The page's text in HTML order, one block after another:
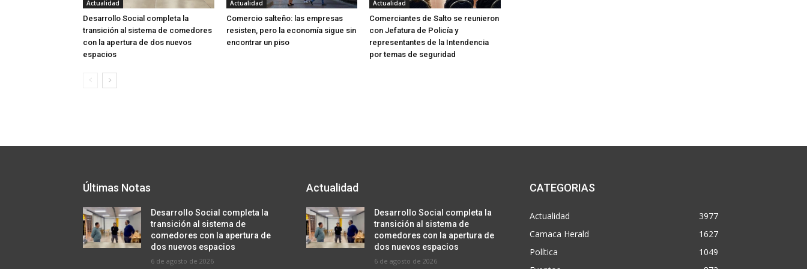
Actualidad
Desarrollo Social completa la
transición al sistema de comedores
con la apertura de dos nuevos
espacios
Actualidad
Comercio salteño: las empresas
resisten, pero la economía sigue sin
encontrar un piso
Actualidad
Comerciantes de Salto se reunieron
con Jefatura de Policía y
representantes de la Intendencia
por temas de seguridad
Últimas Notas
Desarrollo Social completa la
transición al sistema de
comedores con la apertura de
dos nuevos espacios
6 de agosto de 2026
Actualidad
Desarrollo Social completa la
transición al sistema de
comedores con la apertura de
dos nuevos espacios
6 de agosto de 2026
CATEGORIAS
Actualidad
3977
Camaca Herald
1627
Política
1049